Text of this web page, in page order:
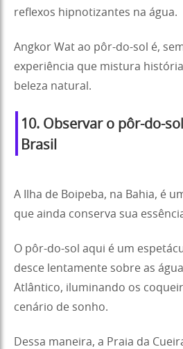
reflexos hipnotizantes na água.
Angkor Wat ao pôr-do-sol é,
experiência que mistura
beleza natural.
10. Observar o pôr-do-
Brasil
A Ilha de Boipeba, na Bahia, é
que ainda conserva sua
O pôr-do-sol aqui é um
desce lentamente sobre as
Atlântico, iluminando os
cenário de sonho.
Dessa maneira, a Praia da